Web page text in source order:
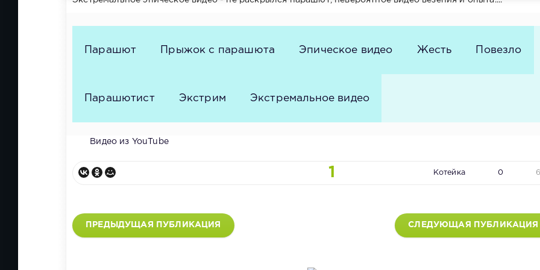
Парашют Прыжок с парашюта Эпическое видео Жесть Повезло
Парашютист Экстрим Экстремальное видео
Видео из YouTube
1 Котейка 0
ПРЕДЫДУЩАЯ ПУБЛИКАЦИЯ СЛЕДУЮЩАЯ ПУБЛИКАЦИЯ